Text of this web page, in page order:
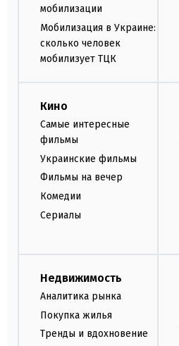
мобилизации
Мобилизация в Украине:
сколько человек
мобилизует ТЦК
Кино
Самые интересные
фильмы
Украинские фильмы
Фильмы на вечер
Комедии
Сериалы
Недвижимость
Аналитика рынка
Покупка жилья
Тренды и вдохновение